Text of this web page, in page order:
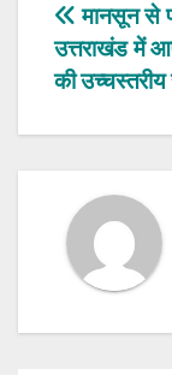
Post
मानसून से
उत्तराखंड में
की उच्चस्तरीय